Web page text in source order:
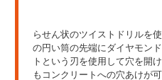
らせん状のツイストドリルを
の円い筒の先端にダイヤモン
トという刃を使用して穴を開
もコンクリートへの穴あけが可